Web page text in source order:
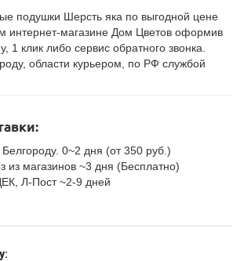
подушки Шерсть яка по выгодной цене
интернет-магазине Дом Цветов оформив
1 клик либо сервис обратного звонка.
области курьером, по РФ службой
0~2 дня (от 350 руб.)
из магазинов ~3 дня (Бесплатно)
Л-Пост ~2-9 дней